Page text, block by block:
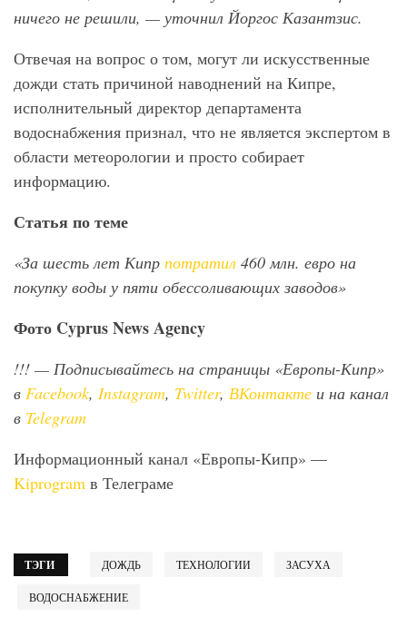
ничего не решили, — уточнил Йоргос Казантзис.
Отвечая на вопрос о том, могут ли искусственные
дожди стать причиной наводнений на Кипре,
исполнительный директор департамента
водоснабжения признал, что не является экспертом в
области метеорологии и просто собирает
информацию.
Статья по теме
«За шесть лет Кипр потратил 460 млн. евро на
покупку воды у пяти обессоливающих заводов»
Фото CyprusNewsAgency
!!! — Подписывайтесь на страницы «Европы-Кипр»
в Facebook, Instagram, Twitter, ВКонтакте и на канал
в Telegram
Информационный канал «Европы-Кипр» —
Kiprogram в Телеграме
ТЭГИ ДОЖДЬ ТЕХНОЛОГИИ ЗАСУХА
ВОДОСНАБЖЕНИЕ